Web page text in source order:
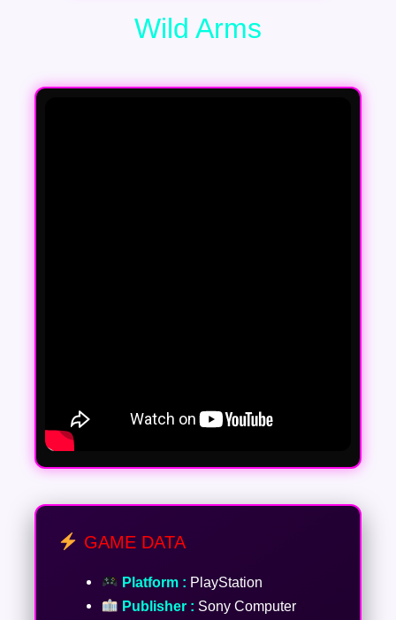
Wild Arms
GAME DATA
Platform : PlayStation
Publisher : Sony Computer